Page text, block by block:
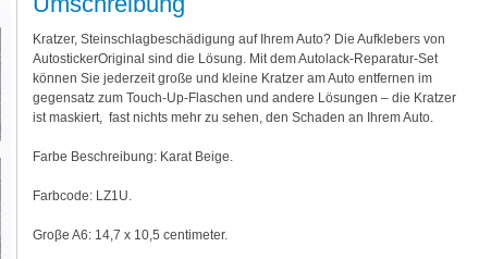
Kratzer, Steinschlagbeschädigung auf Ihrem Auto? Die Aufklebers von
AutostickerOriginal sind die Lösung. Mit dem Autolack-Reparatur-Set
können Sie jederzeit große und kleine Kratzer am Auto entfernen im
gegensatz zum Touch-Up-Flaschen und andere Lösungen – die Kratzer
ist maskiert, fast nichts mehr zu sehen, den Schaden an Ihrem Auto.
Farbe Beschreibung: Karat Beige.
Farbcode: LZ1U.
Groβe A6: 14,7 x 10,5 centimeter.